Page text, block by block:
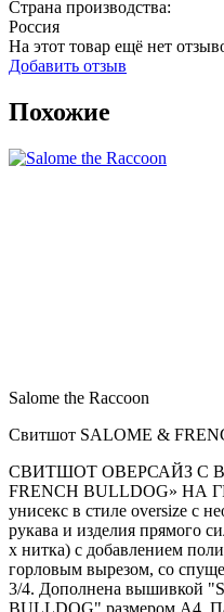
Страна производства:
Россия
На этот товар ещё нет
Добавить отзыв
Похожие
Salome the Raccoon
Свитшот SALOME &
СВИТШОТ ОВЕРСАЙЗ С
FRENCH BULLDOG» НА
унисекс в стиле oversize с
рукава и изделия прямого
х нитка) с добавлением
горловым вырезом, со
3/4. Дополнена вышивкой
BULLDOG" размером А4.